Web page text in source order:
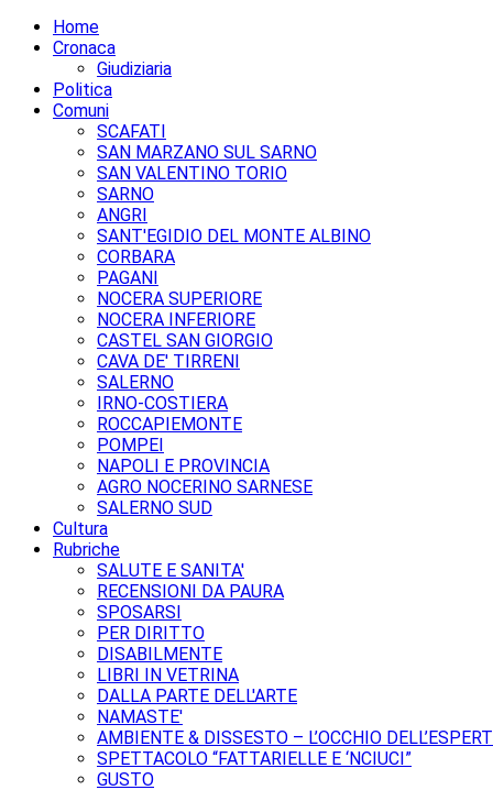
Home
Cronaca
Giudiziaria
Politica
Comuni
SCAFATI
SAN MARZANO SUL SARNO
SAN VALENTINO TORIO
SARNO
ANGRI
SANT'EGIDIO DEL MONTE ALBINO
CORBARA
PAGANI
NOCERA SUPERIORE
NOCERA INFERIORE
CASTEL SAN GIORGIO
CAVA DE' TIRRENI
SALERNO
IRNO-COSTIERA
ROCCAPIEMONTE
POMPEI
NAPOLI E PROVINCIA
AGRO NOCERINO SARNESE
SALERNO SUD
Cultura
Rubriche
SALUTE E SANITA'
RECENSIONI DA PAURA
SPOSARSI
PER DIRITTO
DISABILMENTE
LIBRI IN VETRINA
DALLA PARTE DELL'ARTE
NAMASTE'
AMBIENTE & DISSESTO – L’OCCHIO
SPETTACOLO “FATTARIELLE E ‘NCIUCI”
GUSTO